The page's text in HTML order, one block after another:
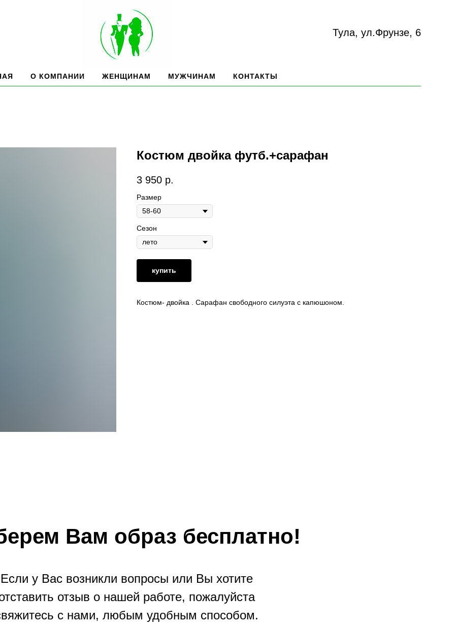
Тула, ул.Фрунзе, 6
О КОМПАНИИ ЖЕНЩИНАМ МУЖЧИНАМ КОНТАКТЫ
Костюм двойка футб.+сарафан
3 950 р.
Размер
Сезон
купить
Костюм- двойка . Сарафан свободного силуэта с капюшоном.
Вам образ бесплатно!
Если у Вас возникли вопросы или Вы хотите
отзыв о нашей работе, пожалуйста
с нами, любым удобным способом.